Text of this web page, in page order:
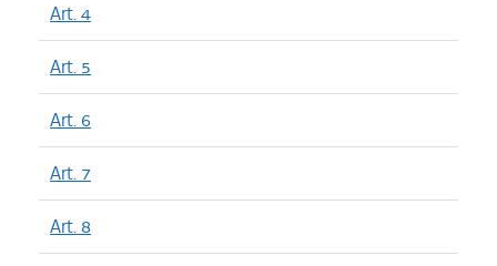
Art. 4
Art. 5
Art. 6
Art. 7
Art. 8